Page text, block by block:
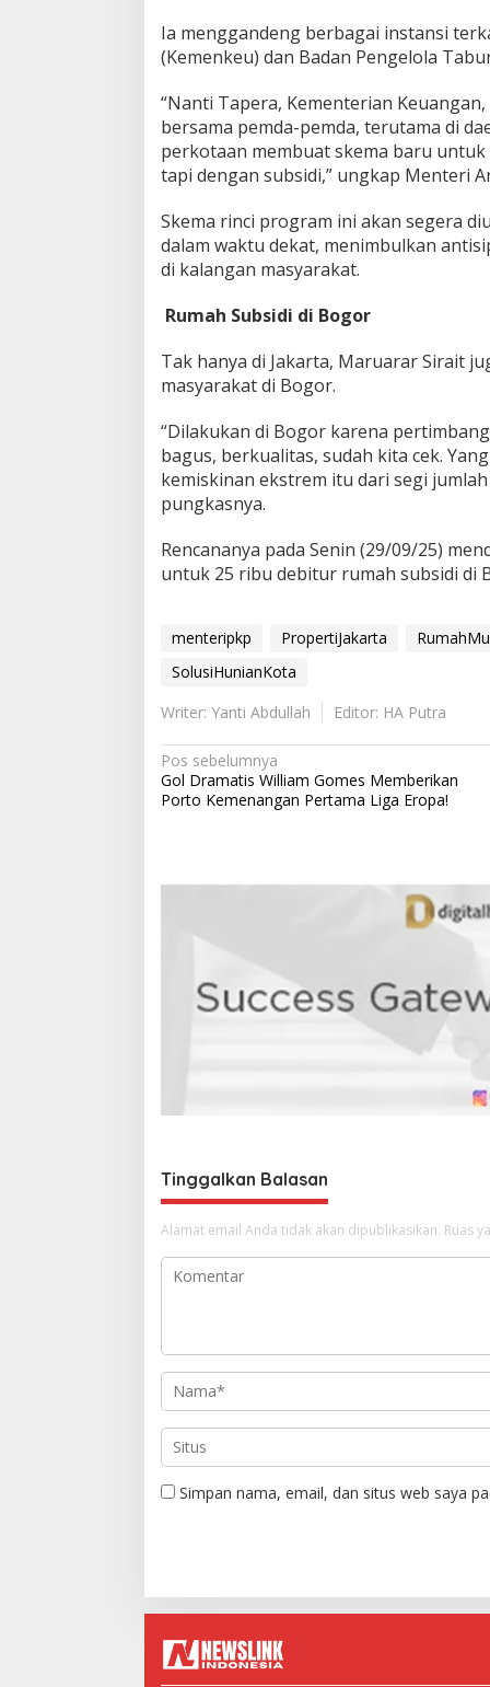
Ia menggandeng berbagai instansi
(Kemenkeu) dan Badan Pengelola
“Nanti Tapera, Kementerian Keuangan,
bersama pemda-pemda, terutama di
perkotaan membuat skema baru untuk
tapi dengan subsidi,” ungkap Menteri
Skema rinci program ini akan segera
dalam waktu dekat, menimbulkan
di kalangan masyarakat.
Rumah Subsidi di Bogor
Tak hanya di Jakarta, Maruarar Sirait
masyarakat di Bogor.
“Dilakukan di Bogor karena
bagus, berkualitas, sudah kita cek.
kemiskinan ekstrem itu dari segi
pungkasnya.
Rencananya pada Senin (29/09/25)
untuk 25 ribu debitur rumah subsidi di
menteripkp PropertiJakarta
SolusiHunianKota
Writer: Yanti Abdullah
Editor: HA Putra
N
a
g
Pos sebelumnya
Gol Dramatis William Gomes Memberikan
Porto Kemenangan Pertama Liga Eropa!
Tinggalkan Balasan
Alamat email Anda tidak akan dipublikasikan. Ruas
Simpan nama, email, dan situs web saya